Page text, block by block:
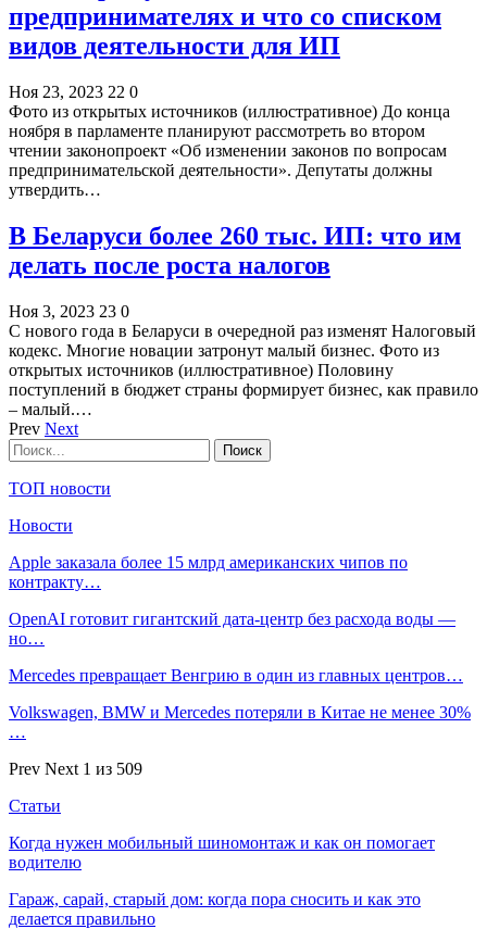
предпринимателях и что со списком
видов деятельности для ИП
Ноя 23, 2023 22 0
Фото из открытых источников (иллюстративное) До конца
ноября в парламенте планируют рассмотреть во втором
чтении законопроект «Об изменении законов по вопросам
предпринимательской деятельности». Депутаты должны
утвердить…
В Беларуси более 260 тыс. ИП: что им
делать после роста налогов
Ноя 3, 2023 23 0
С нового года в Беларуси в очередной раз изменят Налоговый
кодекс. Многие новации затронут малый бизнес. Фото из
открытых источников (иллюстративное) Половину
поступлений в бюджет страны формирует бизнес, как правило
– малый.…
Prev Next
ТОП новости
Новости
Apple заказала более 15 млрд американских чипов по
контракту…
OpenAI готовит гигантский дата-центр без расхода воды —
но…
Mercedes превращает Венгрию в один из главных центров…
Volkswagen, BMW и Mercedes потеряли в Китае не менее 30%
…
Prev Next 1 из 509
Статьи
Когда нужен мобильный шиномонтаж и как он помогает
водителю
Гараж, сарай, старый дом: когда пора сносить и как это
делается правильно